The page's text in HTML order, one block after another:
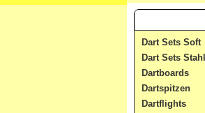
Dart Sets Soft
Dart Sets Stahl
Dartboards
Dartspitzen
Dartflights